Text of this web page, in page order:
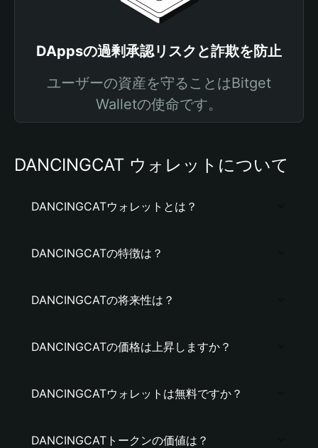
DAppsの過剰承認リスクと詐欺を防止
ユーザーの資産を守ることはBitget
Walletの使命です。
DANCINGCAT ウォレットについて
DANCINGCATウォレットとは？
DANCINGCATの特徴は？
DANCINGCATの将来性は？
DANCINGCATの価格は上昇しますか？
DANCINGCATウォレットは無料ですか？
DANCINGCATトークンの価値は？